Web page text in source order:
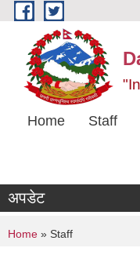
Skip to main content
Home Staff
अपडेट
You are here
Home » Staff